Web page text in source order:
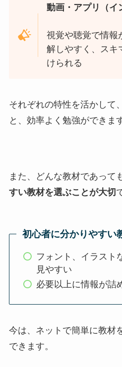
動画・アプリ（イ
視覚や聴覚で情報
解しやすく、スキ
けられる
それぞれの特性を活かして
と、効率よく勉強ができま
また、どんな教材であって
すい教材を選ぶことが大切
初心者に分かりやすい
フォント、イラスト
見やすい
必要以上に情報が詰
今は、ネットで簡単に教材
できます。